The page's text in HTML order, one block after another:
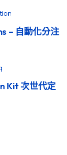
– 自動化分注
Kit 次世代定